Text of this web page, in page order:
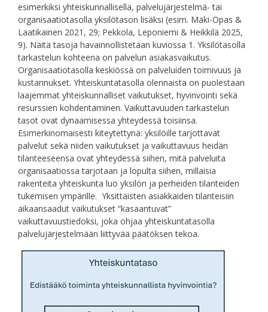
esimerkiksi yhteiskunnallisella, palvelujärjestelmä- tai
organisaatiotasolla yksilötason lisäksi (esim. Mäki-Opas &
Laatikainen 2021, 29; Pekkola, Leponiemi & Heikkilä 2025,
9). Näitä tasoja havainnollistetaan kuviossa 1. Yksilötasolla
tarkastelun kohteena on palvelun asiakasvaikutus.
Organisaatiotasolla keskiössä on palveluiden toimivuus ja
kustannukset. Yhteiskuntatasolla olennaista on puolestaan
laajemmat yhteiskunnalliset vaikutukset, hyvinvointi sekä
resurssien kohdentaminen. Vaikuttavuuden tarkastelun
tasot ovat dynaamisessa yhteydessä toisiinsa.
Esimerkinomaisesti kiteytettynä: yksilöille tarjottavat
palvelut sekä niiden vaikutukset ja vaikuttavuus heidän
tilanteeseensa ovat yhteydessä siihen, mitä palveluita
organisaatiossa tarjotaan ja lopulta siihen, millaisia
rakenteita yhteiskunta luo yksilön ja perheiden tilanteiden
tukemisen ympärille. Yksittäisten asiakkaiden tilanteisiin
aikaansaadut vaikutukset “kasaantuvat”
vaikuttavuustiedoksi, joka ohjaa yhteiskuntatasolla
palvelujärjestelmään liittyvää päätöksen tekoa.